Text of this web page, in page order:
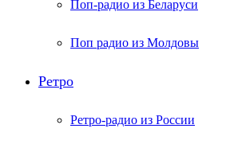
Поп-радио из Беларуси
Поп радио из Молдовы
Ретро
Ретро-радио из России